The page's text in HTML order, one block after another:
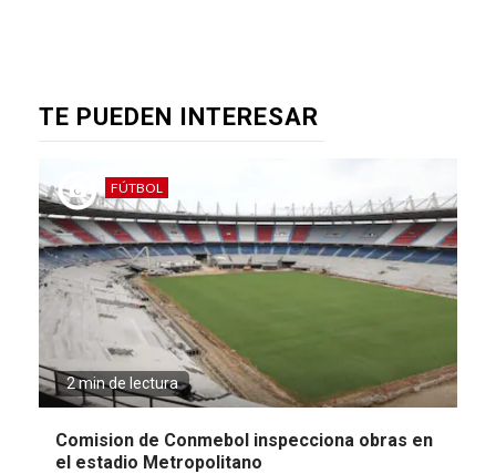
TE PUEDEN INTERESAR
FÚTBOL
2 min de lectura
Comision de Conmebol inspecciona obras en
el estadio Metropolitano